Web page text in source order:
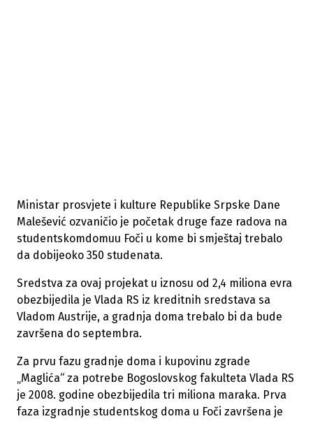
Ministar prosvjete i kulture Republike Srpske Dane
Malešević ozvaničio je početak druge faze radova na
studentskomdomuu Foči u kome bi smještaj trebalo
da dobijeoko 350 studenata.
Sredstva za ovaj projekat u iznosu od 2,4 miliona evra
obezbijedila je Vlada RS iz kreditnih sredstava sa
Vladom Austrije, a gradnja doma trebalo bi da bude
završena do septembra.
Za prvu fazu gradnje doma i kupovinu zgrade
„Maglića“ za potrebe Bogoslovskog fakulteta Vlada RS
je 2008. godine obezbijedila tri miliona maraka. Prva
faza izgradnje studentskog doma u Foči završena je